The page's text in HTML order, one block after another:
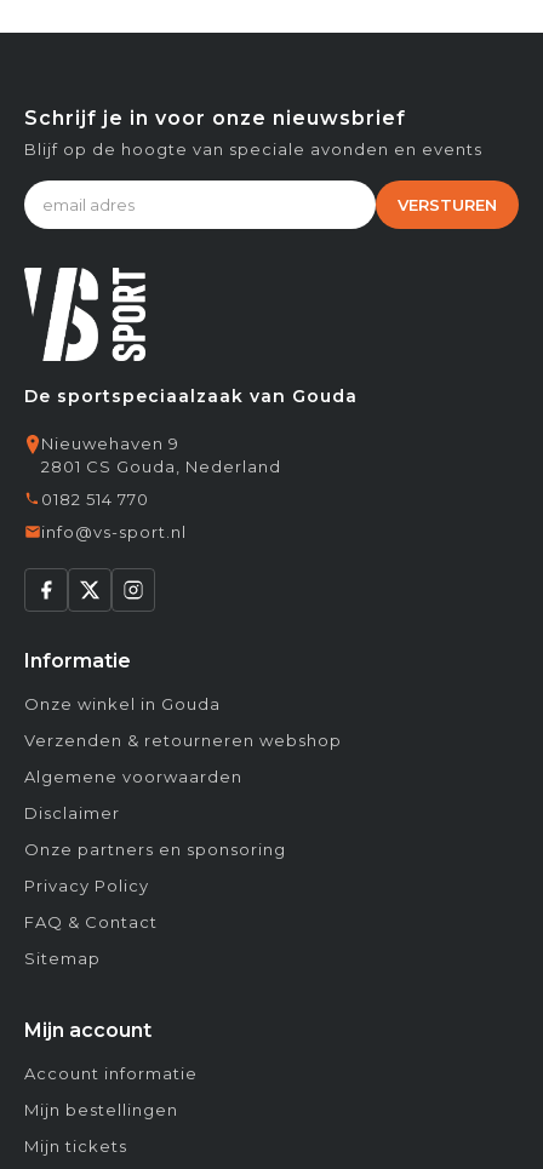
De sportspeciaalzaak van Gouda
Nieuwehaven 9
2801 CS Gouda, Nederland
0182 514 770
info@vs-sport.nl
Informatie
Onze winkel in Gouda
Verzenden & retourneren webshop
Algemene voorwaarden
Disclaimer
Onze partners en sponsoring
Privacy Policy
FAQ & Contact
Sitemap
Mijn account
Account informatie
Mijn bestellingen
Mijn tickets
Schrijf je in voor onze nieuwsbrief
Blijf op de hoogte van speciale avonden en events
VERSTUREN